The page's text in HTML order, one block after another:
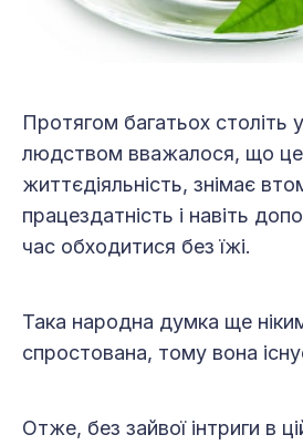
Протягом багатьох століть
людством вважалося, що
життєдіяльність, знімає
працездатність і навіть
час обходитися без їжі.
Така народна думка ще
спростована, тому вона
Отже, без зайвої інтриги в